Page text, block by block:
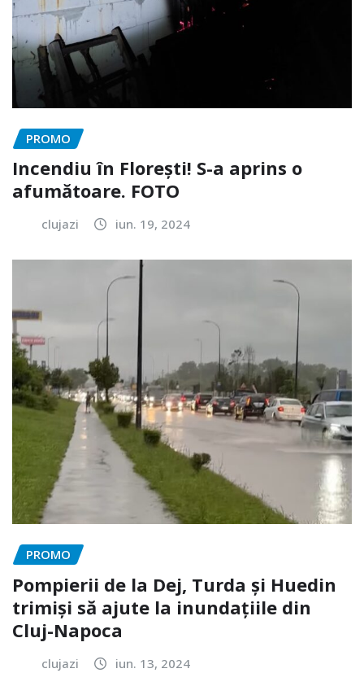
PROMO
Incendiu în Florești! S-a aprins o
afumătoare. FOTO
clujazi iun. 19, 2024
PROMO
Pompierii de la Dej, Turda și Huedin
trimiși să ajute la inundațiile din
Cluj-Napoca
clujazi iun. 13, 2024